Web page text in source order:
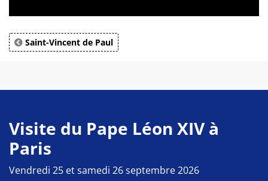
Saint-Vincent de Paul
Visite du Pape Léon XIV à
Paris
Vendredi 25 et samedi 26 septembre 2026